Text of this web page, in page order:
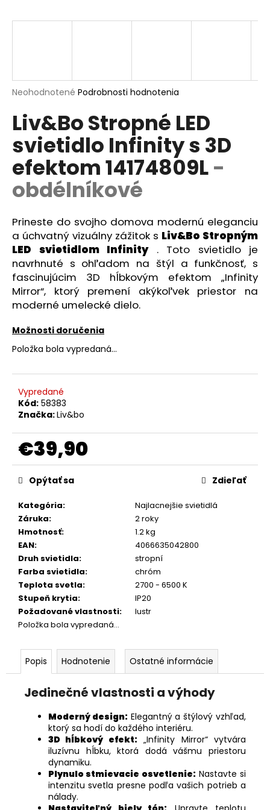
Priemerné
produktu
je
z
5
hviezdičiek.
Neohodnotené Podrobnosti hodnotenia
Liv&Bo Stropné LED
svietidlo Infinity s 3D
efektom 14174809L-
obdélníkové
Prineste do svojho domova modernú eleganciu
a úchvatný vizuálny zážitok s Liv&Bo Stropným
LED svietidlom Infinity. Toto svietidlo je
navrhnuté s ohľadom na štýl a funkčnosť, s
fascinujúcim 3D hĺbkovým efektom „Infinity
Mirror“, ktorý premení akýkoľvek priestor na
moderné umelecké dielo.
Možnosti doručenia
Položka bola vypredaná…
Vypredané
Kód: 58383
Značka:Liv&bo
€39,90
Jednotková
cena:
Kategória:
Najlacnejšie svietidlá
Záruka:
2 roky
Hmotnosť:
1.2 kg
EAN:
4066635042800
Druh svietidla:
stropní
Farba svietidla:
chróm
Teplota svetla:
2700 - 6500 K
Stupeň krytia:
IP20
Požadované vlastnosti:
lustr
Položka bola vypredaná…
Opýtať sa Zdieľať
Popis Hodnotenie Ostatné informácie
Jedinečné vlastnosti a výhody
Moderný design:Elegantný a štýlový vzhľad,
ktorý sa hodí do každého interiéru.
3D hĺbkový efekt:„Infinity Mirror“ vytvára
iluzívnu hĺbku, ktorá dodá vášmu priestoru
dynamiku.
Plynulo stmievacie osvetlenie:Nastavte si
intenzitu svetla presne podľa vašich potrieb a
nálady.
á
?
HĽADAŤ
O
p
o
r
ú
č
a
m
e
EASYMAXX
S
HRNČEKOM
NA
CESTY
15240
€19,90